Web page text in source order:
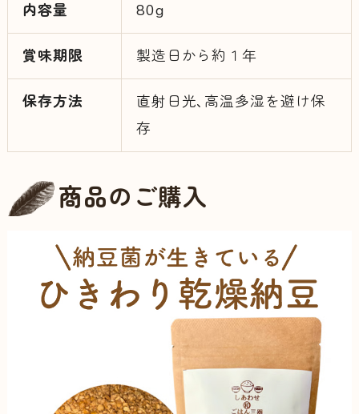
内容量 80g
賞味期限 製造日から約１年
保存方法
直射日光、高温多湿を避け保
存
商品のご購入